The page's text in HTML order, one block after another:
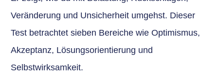
Veränderung und Unsicherheit umgehst. Dieser
Test betrachtet sieben Bereiche wie Optimismus,
Akzeptanz, Lösungsorientierung und
Selbstwirksamkeit.